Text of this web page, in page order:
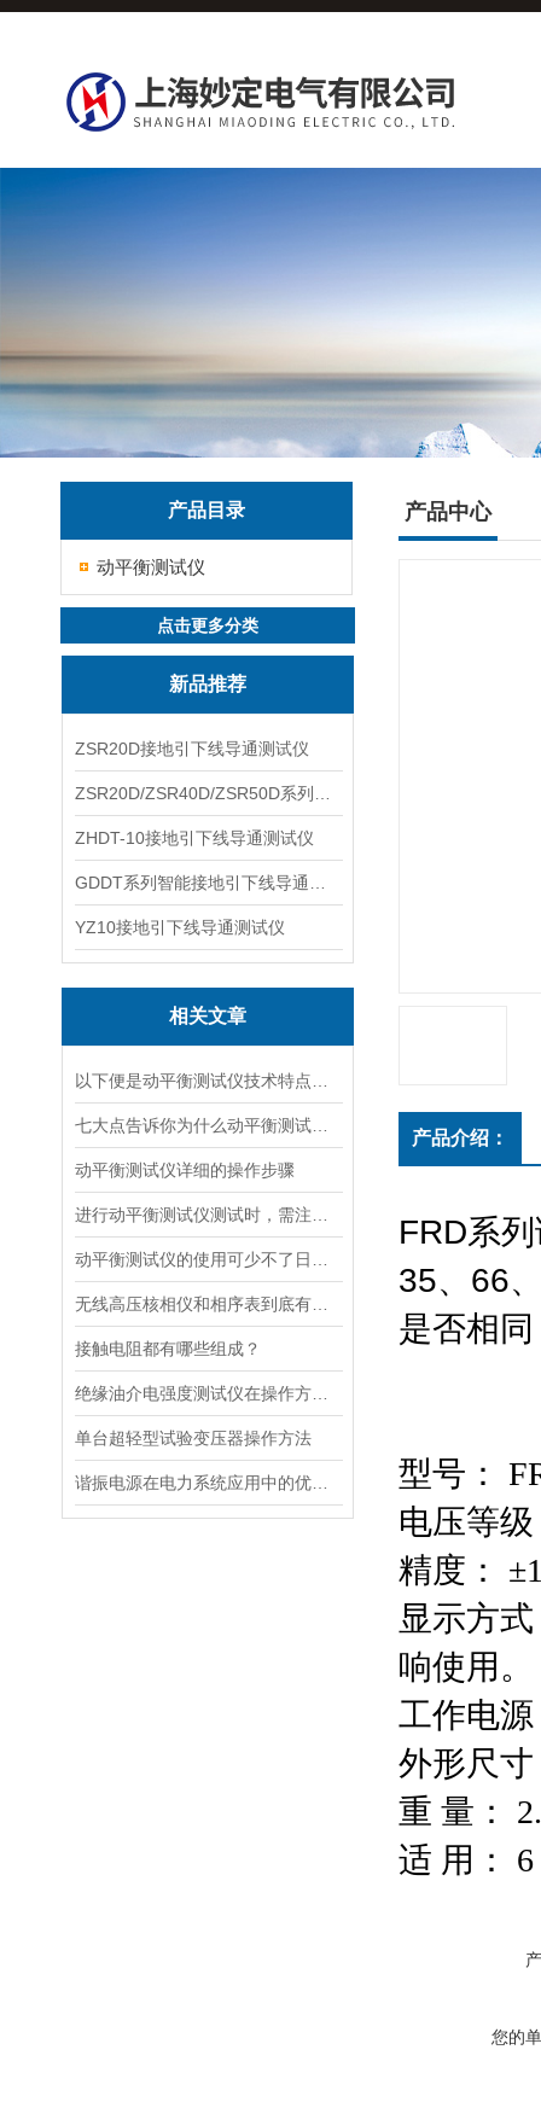
产品目录
动平衡测试仪
点击更多分类
新品推荐
ZSR20D接地引下线导通测试仪
ZHDT-10接地引下线导通测试仪
YZ10接地引下线导通测试仪
相关文章
动平衡测试仪详细的操作步骤
接触电阻都有哪些组成？
单台超轻型试验变压器操作方法
产品中心
产品介绍：
FRD系
35、66
是否相
型号：
电压等
精度：
显示方
响使用。
工作电源
外形尺寸
重 量：
适 用： 6
您的